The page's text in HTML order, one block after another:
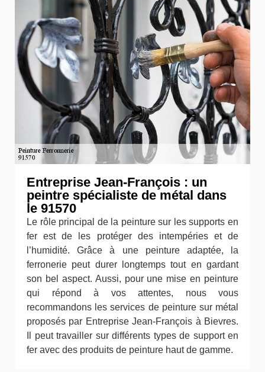
Entreprise Jean-François : un
peintre spécialiste de métal dans
le 91570
Le rôle principal de la peinture sur les supports en
fer est de les protéger des intempéries et de
l’humidité. Grâce à une peinture adaptée, la
ferronerie peut durer longtemps tout en gardant
son bel aspect. Aussi, pour une mise en peinture
qui répond à vos attentes, nous vous
recommandons les services de peinture sur métal
proposés par Entreprise Jean-François à Bievres.
Il peut travailler sur différents types de support en
fer avec des produits de peinture haut de gamme.